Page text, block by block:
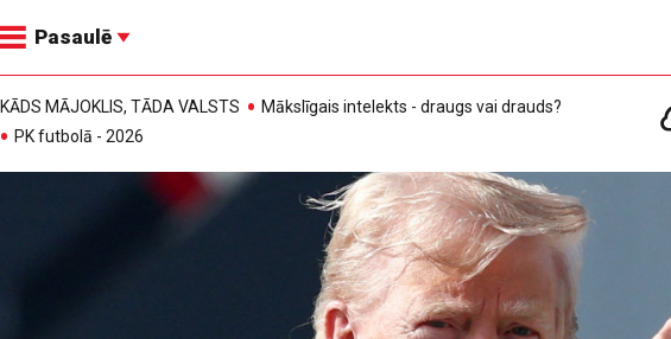
Pasaulē
MĀJOKLIS, TĀDA VALSTS
Mākslīgais intelekts - draugs vai drauds?
PK futbolā - 2026